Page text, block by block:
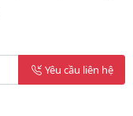
Yêu cầu liên hệ